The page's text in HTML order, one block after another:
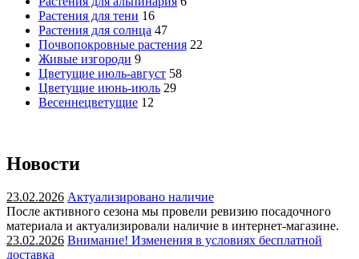
Растения для тени 16
Растения для солнца 47
Почвопокровные растения 22
Живые изгороди 9
Цветущие июль-август 58
Цветущие июнь-июль 29
Весеннецветущие 12
Новости
23.02.2026 Актуализировано наличие
После активного сезона мы провели ревизию посадочного
материала и актуализировали наличие в интернет-магазине.
23.02.2026 Внимание! Изменения в условиях бесплатной
доставка